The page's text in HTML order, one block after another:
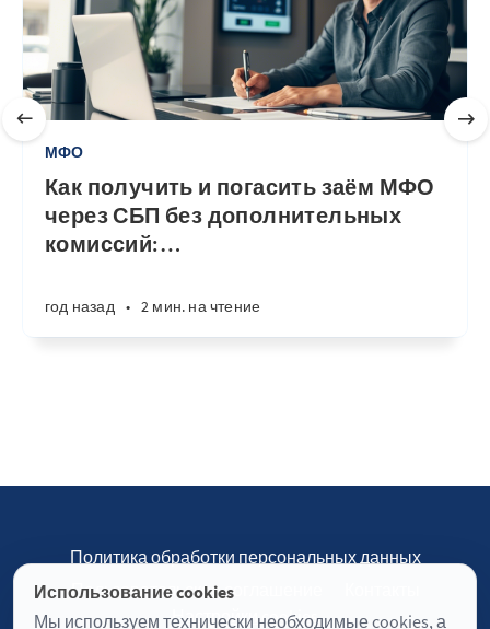
МФО
Как получить и погасить заём МФО
через СБП без дополнительных
комиссий:…
год назад • 2 мин. на чтение
Использование cookies
Мы используем технически необходимые cookies, а
Политика обработки персональных данных
Пользовательское соглашение
Настройки cookies